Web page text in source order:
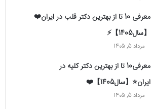
معرفی 10 تا از بهترین دکتر قلب در ایران❤️
【سال1405】⚡️
مرداد 5, 1405
معرفی10 تا از بهترین دکتر کلیه در
ایران⭐【سال1405】❤️
مرداد 5, 1405